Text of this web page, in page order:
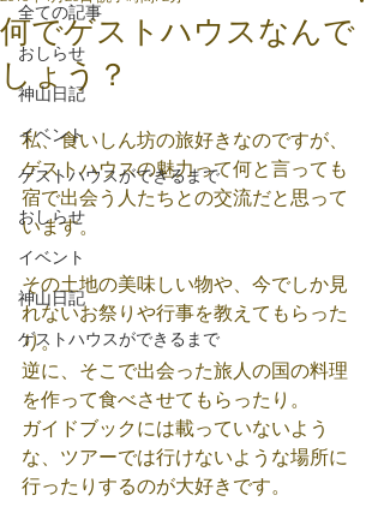
全ての記事
おしらせ
神山日記
イベント
ゲストハウスができるまで
おしらせ
イベント
神山日記
ゲストハウスができるまで
何でゲストハウスなんで
しょう？
私、食いしん坊の旅好きなのですが、
ゲストハウスの魅力って何と言っても
宿で出会う人たちとの交流だと思って
います。
その土地の美味しい物や、今でしか見
れないお祭りや行事を教えてもらった
り。
逆に、そこで出会った旅人の国の料理
を作って食べさせてもらったり。
ガイドブックには載っていないよう
な、ツアーでは行けないような場所に
行ったりするのが大好きです。